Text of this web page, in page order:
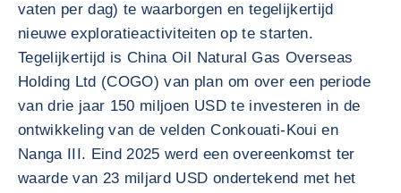
vaten per dag) te waarborgen en tegelijkertijd
nieuwe exploratieactiviteiten op te starten.
Tegelijkertijd is China Oil Natural Gas Overseas
Holding Ltd (COGO) van plan om over een periode
van drie jaar 150 miljoen USD te investeren in de
ontwikkeling van de velden Conkouati-Koui en
Nanga III. Eind 2025 werd een overeenkomst ter
waarde van 23 miljard USD ondertekend met het